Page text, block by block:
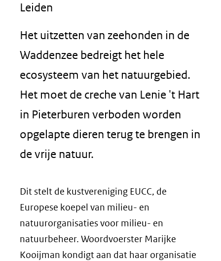
Leiden
Het uitzetten van zeehonden in de
Waddenzee bedreigt het hele
ecosysteem van het natuurgebied.
Het moet de creche van Lenie 't Hart
in Pieterburen verboden worden
opgelapte dieren terug te brengen in
de vrije natuur.
Dit stelt de kustvereniging EUCC, de
Europese koepel van milieu- en
natuurorganisaties voor milieu- en
natuurbeheer. Woordvoerster Marijke
Kooijman kondigt aan dat haar organisatie